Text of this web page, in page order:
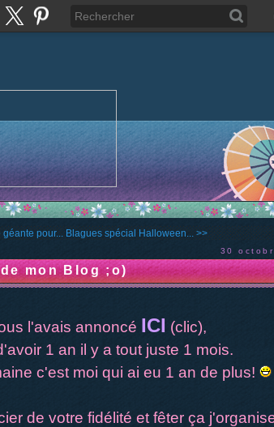
géante pour... Blagues spécial Halloween... >>
30
mon Blog ;o)
l'avais annoncé ICI (clic),
1 an il y a tout juste 1 mois.
c'est moi qui ai eu 1 an de plus!
de votre fidélité et fêter ça